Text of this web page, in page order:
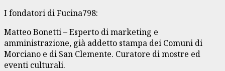
I fondatori di Fucina798:
Matteo Bonetti – Esperto di marketing e
amministrazione, già addetto stampa dei Comuni di
Morciano e di San Clemente. Curatore di mostre ed
eventi culturali.